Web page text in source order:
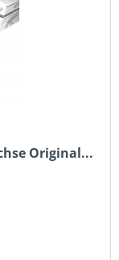
Original...